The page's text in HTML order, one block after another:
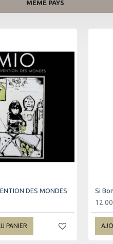
MÊME PAYS
DES MONDES
PANIER
Si